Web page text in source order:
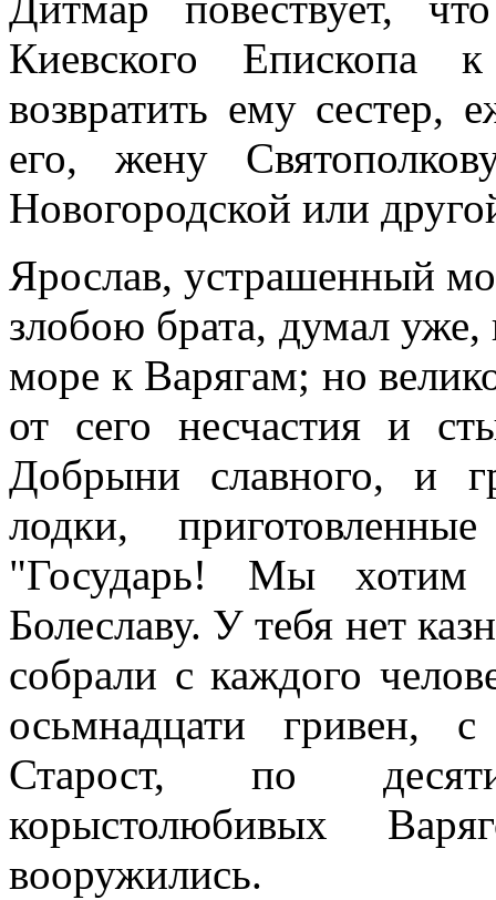
Киевского Епископа
возвратить ему
его, жену
Новогородской или
Ярослав, устрашенный
злобою брата, думал уже,
море к Варягам; но
от сего несчастия и
Добрыни славного, и
лодки,
"Государь! Мы
Болеславу. У тебя нет
собрали с каждого
осьмнадцати гривен,
Старост, по
корыстолюбивых
вооружились.